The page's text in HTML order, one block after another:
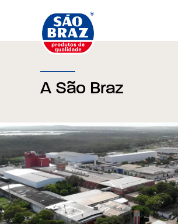
A São Braz